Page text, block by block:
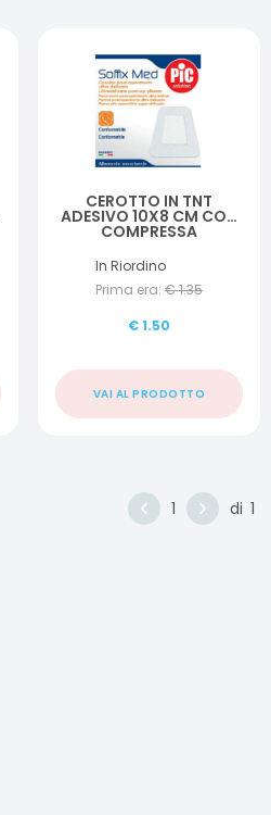
CEROTTO IN TNT
ADESIVO 10X8 CM CON
COMPRESSA
CM PIC SOFFIX MED 1
PEZZO
In Riordino
Prima era: €1.35
€1.50
VAI AL PRODOTTO
1 di 1